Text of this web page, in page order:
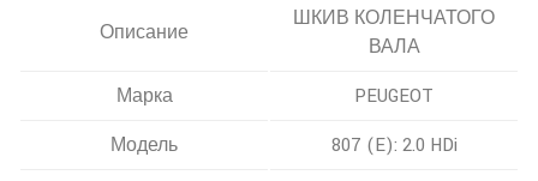
Описание
ШКИВ КОЛЕНЧАТОГО
ВАЛА
Марка
PEUGEOT
Модель
807 (E): 2.0 HDi